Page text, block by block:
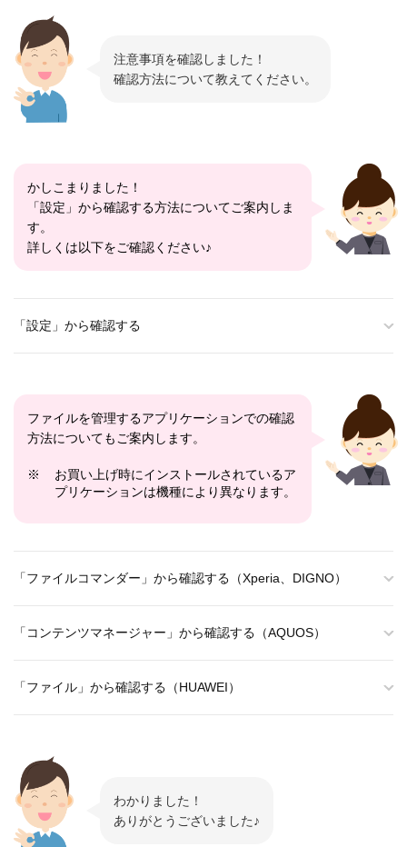
注意事項を確認しました！
確認方法について教えてください。
かしこまりました！
「設定」から確認する方法についてご案内しま
す。
詳しくは以下をご確認ください♪
「設定」から確認する
ファイルを管理するアプリケーションでの確認
方法についてもご案内します。
※
お買い上げ時にインストールされているア
プリケーションは機種により異なります。
「ファイルコマンダー」から確認する（Xperia、DIGNO）
「コンテンツマネージャー」から確認する（AQUOS）
「ファイル」から確認する（HUAWEI）
わかりました！
ありがとうございました♪